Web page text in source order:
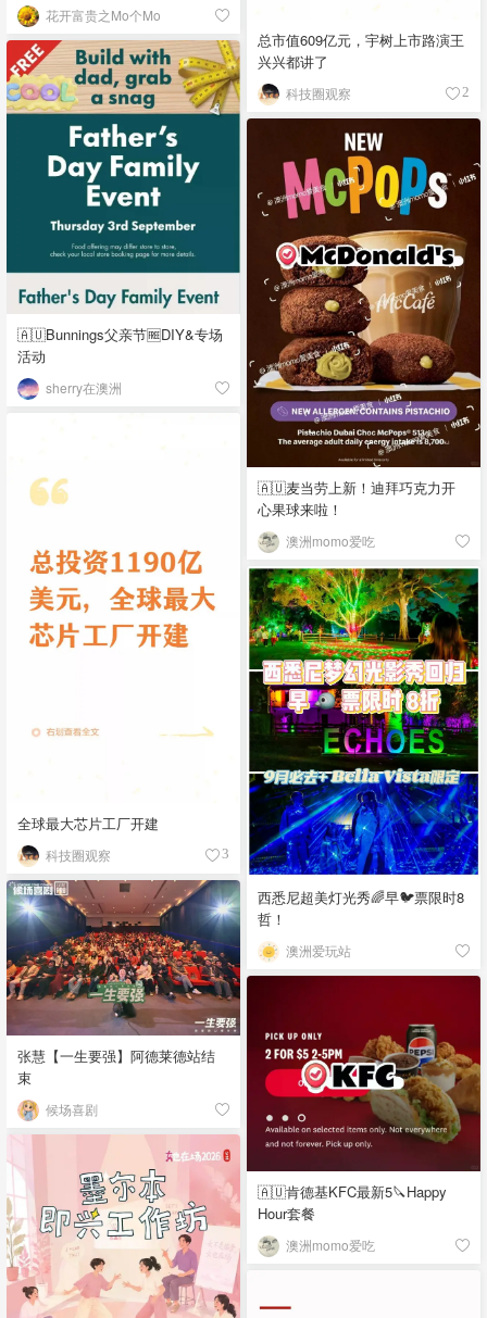
花开富贵之Mo个Mo
总市值609亿元，宇树上市路演王
兴兴都讲了
科技圈观察 2
🇦🇺Bunnings父亲节🆓DIY&专场
活动
sherry在澳洲
🇦🇺麦当劳上新！迪拜巧克力开
心果球来啦！
澳洲momo爱吃
全球最大芯片工厂开建
科技圈观察 3
西悉尼超美灯光秀🌈早🐦票限时8
哲！
澳洲爱玩站
张慧【一生要强】阿德莱德站结
束
候场喜剧
🇦🇺肯德基KFC最新5🔪Happy
Hour套餐
澳洲momo爱吃